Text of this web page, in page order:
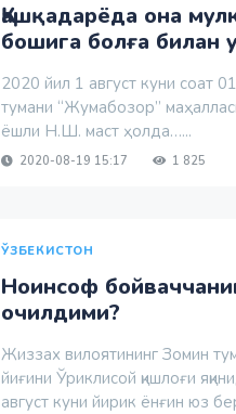
Қашқадарёда она
бошига болға билан
2020 йил 1 август куни соат
тумани “Жумабозор”
ёшли Н.Ш. маст ҳолда…...
2020-08-19 15:17 1 825
ЎЗБЕКИСТОН
Ноинсоф
очилдими?
Жиззах вилоятининг Зомин
йиғини Ўриклисой қишлоғи
август куни йирик ёнғин юз